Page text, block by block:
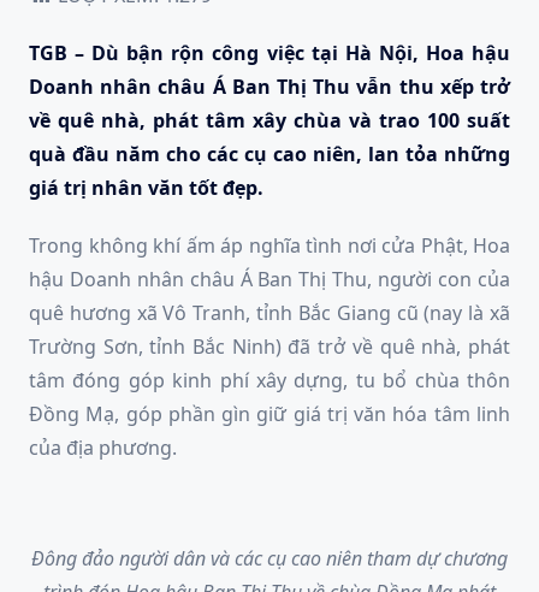
TGB – Dù bận rộn công việc tại Hà Nội, Hoa hậu
Doanh nhân châu Á Ban Thị Thu vẫn thu xếp trở
về quê nhà, phát tâm xây chùa và trao 100 suất
quà đầu năm cho các cụ cao niên, lan tỏa những
giá trị nhân văn tốt đẹp.
Trong không khí ấm áp nghĩa tình nơi cửa Phật, Hoa
hậu Doanh nhân châu Á Ban Thị Thu, người con của
quê hương xã Vô Tranh, tỉnh Bắc Giang cũ (nay là xã
Trường Sơn, tỉnh Bắc Ninh) đã trở về quê nhà, phát
tâm đóng góp kinh phí xây dựng, tu bổ chùa thôn
Đồng Mạ, góp phần gìn giữ giá trị văn hóa tâm linh
của địa phương.
Đông đảo người dân và các cụ cao niên tham dự chương